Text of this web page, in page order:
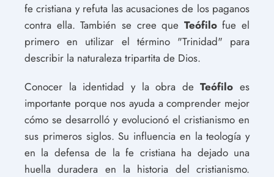
fe cristiana y refuta las acusaciones de los paganos
contra ella. También se cree que Teófilofue el
primero en utilizar el término "Trinidad" para
describir la naturaleza tripartita de Dios.
Conocer la identidad y la obra deTeófilo es
importante porque nos ayuda a comprender mejor
cómo se desarrolló y evolucionó el cristianismo en
sus primeros siglos. Su influencia en la teología y
en la defensa de la fe cristiana ha dejado una
huella duradera en la historia del cristianismo.